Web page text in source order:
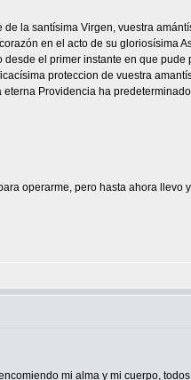
la santísima Virgen, vuestra
en el acto de su gloriosísima
el primer instante en que
proteccion de vuestra
Providencia ha
operarme, pero hasta ahora llevo
mi alma y mi cuerpo,